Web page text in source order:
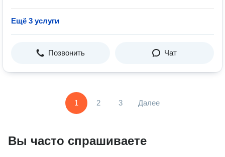
Ещё 3 услуги
Позвонить Чат
1 2 3 Далее
Вы часто спрашиваете